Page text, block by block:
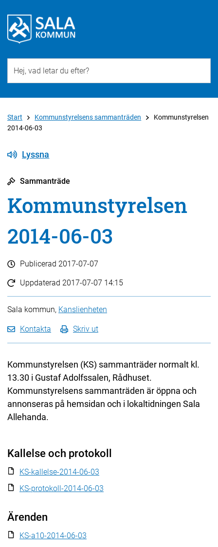
Start Kommunstyrelsens sammanträden
Kommunstyrelsen
2014-06-03
Lyssna
Sammanträde
Kommunstyrelsen
2014-06-03
Publicerad 2017-07-07
Uppdaterad 2017-07-07 14:15
Sala kommun, Kanslienheten
Kontakta Skriv ut
Kommunstyrelsen (KS) sammanträder normalt kl.
13.30 i Gustaf Adolfssalen, Rådhuset.
Kommunstyrelsens sammanträden är öppna och
annonseras på hemsidan och i lokaltidningen Sala
Allehanda.
Kallelse och protokoll
KS-kallelse-2014-06-03
KS-protokoll-2014-06-03
Ärenden
KS-a10-2014-06-03